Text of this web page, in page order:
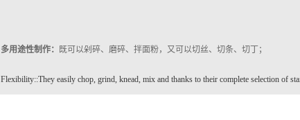
多用途性制作： 既可以剁碎、磨碎、拌面粉，又可以切丝、切条、切丁；
Flexibility::They easily chop, grind, knead, mix and thanks to their complete selection of